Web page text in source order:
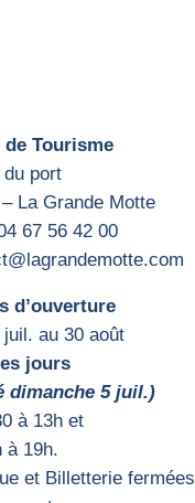
Tourisme
du port
La Grande Motte
67 56 42 00
d’ouverture
juil. au 30 août
jours
dimanche 5 juil.)
à 13h et
à 19h.
et Billetterie fermées